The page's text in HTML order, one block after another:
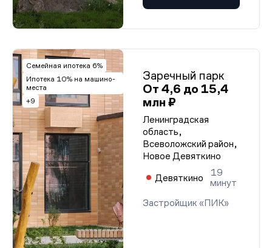
Семейная ипотека 6%
Ипотека 10% на машино-
места
+9
Заречный парк
От 4,6 до 15,4
млн ₽
Ленинградская
область,
Всеволожский район,
Новое Девяткино
Девяткино
19
минут
Застройщик «ПИК»